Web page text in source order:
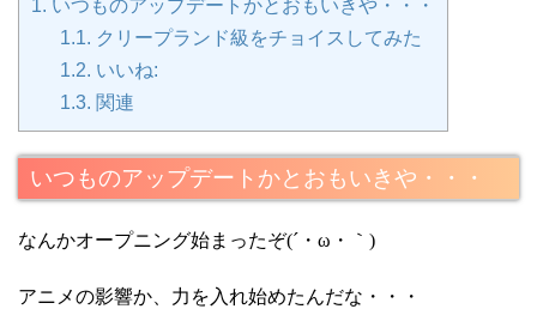
1. いつものアップデートかとおもいきや・・・
1.1. クリープランド級をチョイスしてみた
1.2. いいね:
1.3. 関連
いつものアップデートかとおもいきや・・・
なんかオープニング始まったぞ(´・ω・｀)
アニメの影響か、力を入れ始めたんだな・・・